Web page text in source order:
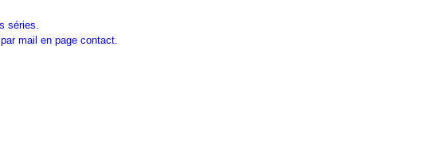
séries.
mail en page contact.